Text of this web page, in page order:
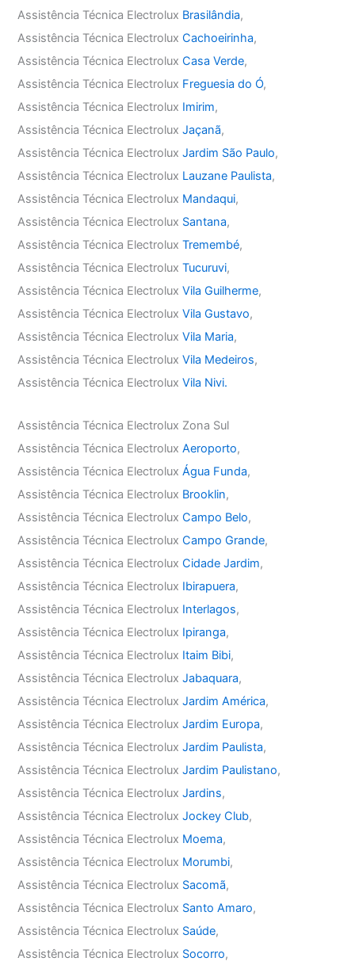
Assistência Técnica Electrolux Brasilândia,
Assistência Técnica ElectroluxCachoeirinha,
Assistência Técnica ElectroluxCasa Verde,
Assistência Técnica Electrolux Freguesia do Ó,
Assistência Técnica Electrolux Imirim,
Assistência Técnica ElectroluxJaçanã,
Assistência Técnica ElectroluxJardim São Paulo,
Assistência Técnica Electrolux Lauzane Paulista,
Assistência Técnica Electrolux Mandaqui,
Assistência Técnica Electrolux Santana,
Assistência Técnica ElectroluxTremembé,
Assistência Técnica ElectroluxTucuruvi,
Assistência Técnica ElectroluxVila Guilherme,
Assistência Técnica ElectroluxVila Gustavo,
Assistência Técnica ElectroluxVila Maria,
Assistência Técnica ElectroluxVila Medeiros,
Assistência Técnica ElectroluxVila Nivi.
Assistência Técnica Electrolux Zona Sul
Assistência Técnica ElectroluxAeroporto,
Assistência Técnica ElectroluxÁgua Funda,
Assistência Técnica Electrolux Brooklin,
Assistência Técnica ElectroluxCampo Belo,
Assistência Técnica ElectroluxCampo Grande,
Assistência Técnica ElectroluxCidade Jardim,
Assistência Técnica Electrolux Ibirapuera,
Assistência Técnica Electrolux Interlagos,
Assistência Técnica Electrolux Ipiranga,
Assistência Técnica Electrolux Itaim Bibi,
Assistência Técnica ElectroluxJabaquara,
Assistência Técnica ElectroluxJardim América,
Assistência Técnica ElectroluxJardim Europa,
Assistência Técnica ElectroluxJardim Paulista,
Assistência Técnica ElectroluxJardim Paulistano,
Assistência Técnica ElectroluxJardins,
Assistência Técnica ElectroluxJockey Club,
Assistência Técnica Electrolux Moema,
Assistência Técnica Electrolux Morumbi,
Assistência Técnica Electrolux Sacomã,
Assistência Técnica Electrolux Santo Amaro,
Assistência Técnica Electrolux Saúde,
Assistência Técnica Electrolux Socorro,